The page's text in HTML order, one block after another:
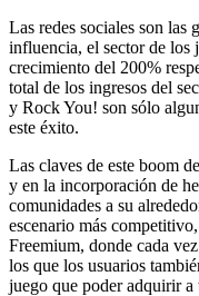
Las redes sociales son las
influencia, el sector de los
crecimiento del 200%
total de los ingresos del
y Rock You! son sólo
este éxito.
Las claves de este boom
y en la incorporación de
comunidades a su
escenario más
Freemium, donde cada
los que los usuarios
juego que poder adquirir a